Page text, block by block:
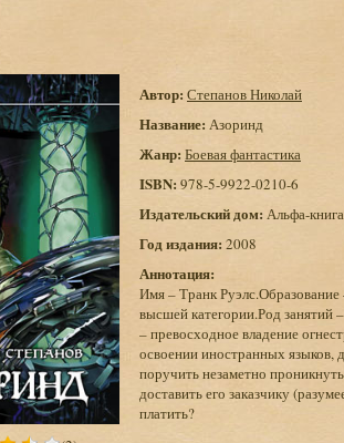
Автор: Степанов Николай
Название: Азоринд
Жанр: Боевая фантастика
ISBN: 978-5-9922-0210-6
Издательский дом: Альфа-книга
Год издания: 2008
Аннотация:
Имя – Транк
высшей категории.Род занятий
– превосходное владение
освоении иностранных языков,
поручить незаметно
доставить его заказчику
платить?